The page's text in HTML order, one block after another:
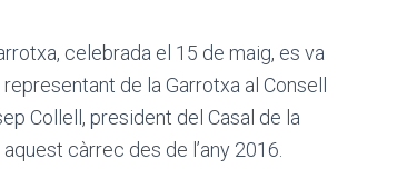
celebrada el 15 de maig, es va
de la Garrotxa al Consell
Collell, president del Casal de la
càrrec des de l’any 2016.